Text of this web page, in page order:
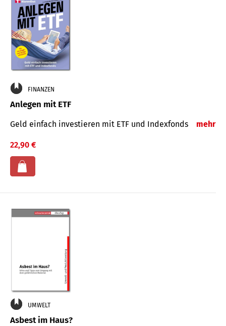
FINANZEN
Anlegen mit ETF
Geld einfach investieren mit ETF und Indexfonds mehr
22,90 €
UMWELT
Asbest im Haus?